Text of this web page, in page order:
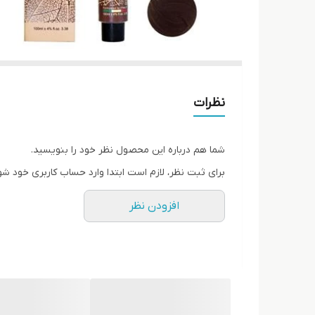
نظرات
شما هم درباره این محصول نظر خود را بنویسید.
برای ثبت نظر، لازم است ابتدا وارد حساب کاربری خود
افزودن نظر